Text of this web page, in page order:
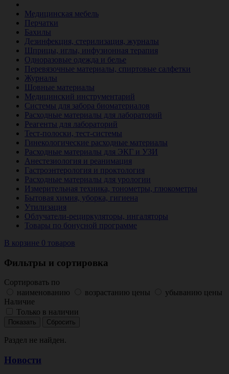
Медицинская мебель
Перчатки
Бахилы
Дезинфекция, стерилизация, журналы
Шприцы, иглы, инфузионная терапия
Одноразовые одежда и белье
Перевязочные материалы, спиртовые салфетки
Журналы
Шовные материалы
Медицинский инструментарий
Системы для забора биоматериалов
Расходные материалы для лабораторий
Реагенты для лабораторий
Тест-полоски, тест-системы
Гинекологические расходные материалы
Расходные материалы для ЭКГ и УЗИ
Анестезиология и реанимация
Гастроэнтерология и проктология
Расходные материалы для урологии
Измерительная техника, тонометры, глюкометры
Бытовая химия, уборка, гигиена
Утилизация
Облучатели-рециркуляторы, ингаляторы
Товары по бонусной программе
В корзине 0 товаров
Фильтры и сортировка
Сортировать по
наименованию
возрастанию цены
убыванию цены
Наличие
Только в наличии
Раздел не найден.
Новости